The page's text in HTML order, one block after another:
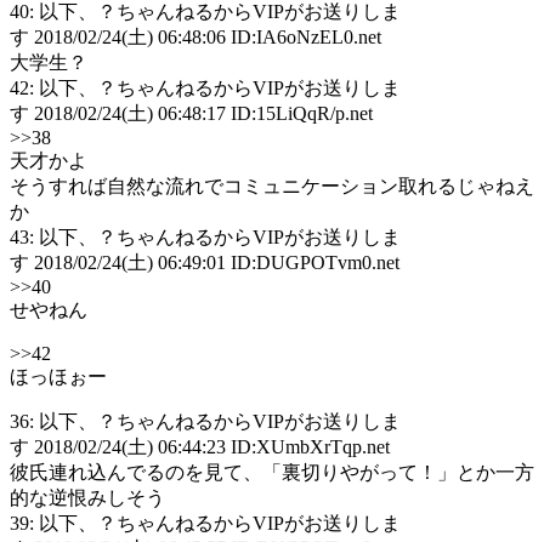
40: 以下、？ちゃんねるからVIPがお送りしま
す 2018/02/24(土) 06:48:06 ID:IA6oNzEL0.net
大学生？
42: 以下、？ちゃんねるからVIPがお送りしま
す 2018/02/24(土) 06:48:17 ID:15LiQqR/p.net
>>38
天才かよ
そうすれば自然な流れでコミュニケーション取れるじゃねえ
か
43: 以下、？ちゃんねるからVIPがお送りしま
す 2018/02/24(土) 06:49:01 ID:DUGPOTvm0.net
>>40
せやねん
>>42
ほっほぉー
36: 以下、？ちゃんねるからVIPがお送りしま
す 2018/02/24(土) 06:44:23 ID:XUmbXrTqp.net
彼氏連れ込んでるのを見て、「裏切りやがって！」とか一方
的な逆恨みしそう
39: 以下、？ちゃんねるからVIPがお送りしま